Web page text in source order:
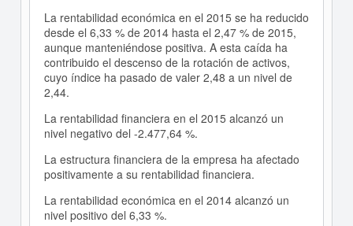
La rentabilidad económica en el 2015 se ha reducido
desde el 6,33 % de 2014 hasta el 2,47 % de 2015,
aunque manteniéndose positiva. A esta caída ha
contribuido el descenso de la rotación de activos,
cuyo índice ha pasado de valer 2,48 a un nivel de
2,44.
La rentabilidad financiera en el 2015 alcanzó un
nivel negativo del -2.477,64 %.
La estructura financiera de la empresa ha afectado
positivamente a su rentabilidad financiera.
La rentabilidad económica en el 2014 alcanzó un
nivel positivo del 6,33 %.